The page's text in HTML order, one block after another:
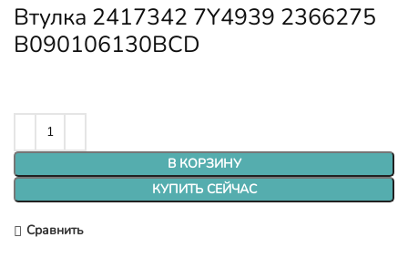
Втулка 2417342 7Y4939 2366275
B090106130BCD
В КОРЗИНУ
КУПИТЬ СЕЙЧАС
Сравнить